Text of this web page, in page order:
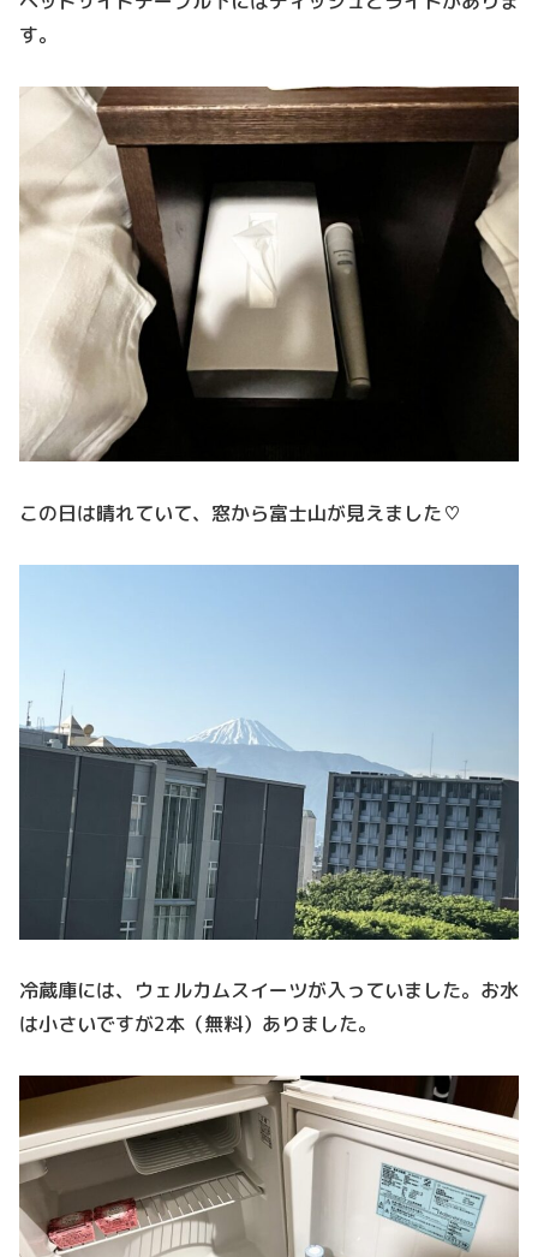
す。
この日は晴れていて、窓から富士山が見えました♡
冷蔵庫には、ウェルカムスイーツが入っていました。お水
は小さいですが2本（無料）ありました。